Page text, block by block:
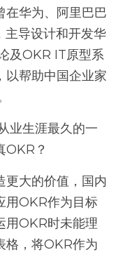
在华为、阿里巴巴
主导设计和开发华
及OKR IT原型系
以帮助中国企业家
业生涯最久的一
OKR？
更大的价值，国内
用OKR作为目标
用OKR时未能理
格，将OKR作为